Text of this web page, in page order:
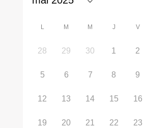
L M M J V
28 29 30 1 2
5 6 7 8 9
12 13 14 15 16
19 20 21 22 23